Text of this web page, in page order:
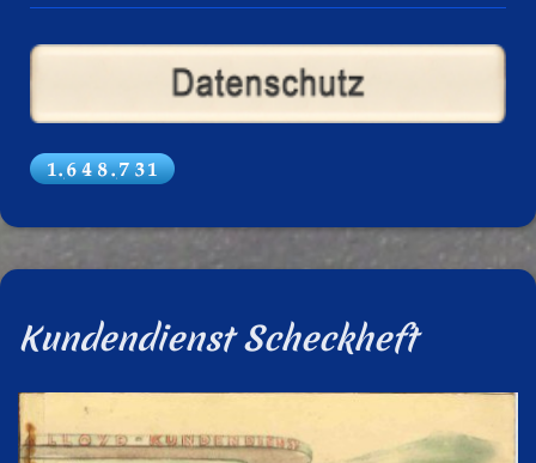
Kundendienst Scheckheft